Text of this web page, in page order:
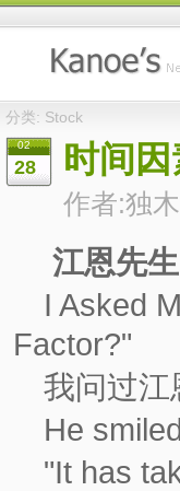
分类: Stock
02
28 时间
作者:独
江恩先
I Asked
Factor?"
我问过江
He
"It has